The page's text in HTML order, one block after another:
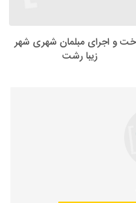
و اجرای مبلمان شهری شهر
زیبا رشت